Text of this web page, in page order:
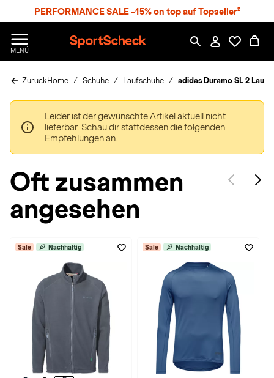
PERFORMANCE SALE -15% on top auf Topseller²
MENÜ
p
r
c
h
e
ZurückHome Schuhe Laufschuhe adidas Duramo SL 2
Leider ist der gewünschte Artikel aktuell nicht
lieferbar. Schau dir stattdessen die folgenden
Empfehlungen an.
Oft zusammen
angesehen
Sale Nachhaltig Sale Nachhaltig